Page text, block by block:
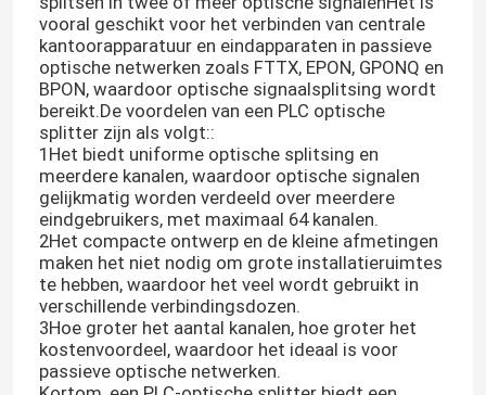
vooral geschikt voor het verbinden van centrale
kantoorapparatuur en eindapparaten in passieve
optische netwerken zoals FTTX, EPON, GPONQ en
BPON, waardoor optische signaalsplitsing wordt
bereikt.De voordelen van een PLC optische
splitter zijn als volgt::
1Het biedt uniforme optische splitsing en
meerdere kanalen, waardoor optische signalen
gelijkmatig worden verdeeld over meerdere
eindgebruikers, met maximaal 64 kanalen.
2Het compacte ontwerp en de kleine afmetingen
maken het niet nodig om grote installatieruimtes
te hebben, waardoor het veel wordt gebruikt in
verschillende verbindingsdozen.
3Hoe groter het aantal kanalen, hoe groter het
kostenvoordeel, waardoor het ideaal is voor
passieve optische netwerken.